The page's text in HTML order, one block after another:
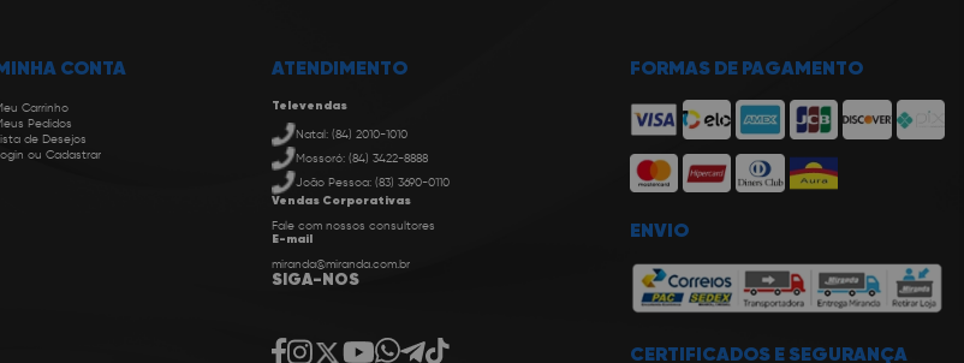
MINHA CONTA
Carrinho
Pedidos
de Desejos
ou Cadastrar
ATENDIMENTO
Televendas
Natal: (84) 2010-1010
Mossoró: (84) 3422-8888
João Pessoa: (83) 3690-0110
Vendas Corporativas
Fale com nossos consultores
E-mail
miranda@miranda.com.br
SIGA-NOS
FORMAS DE PAGAMENTO
ENVIO
CERTIFICADOS E SEGURANÇA